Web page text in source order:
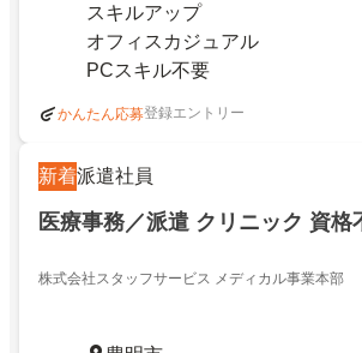
スキルアップ
オフィスカジュアル
PCスキル不要
かんたん応募登録エントリー
新着派遣社員
医療事務／派遣 クリニック 資格
株式会社スタッフサービス メディカル事業本部